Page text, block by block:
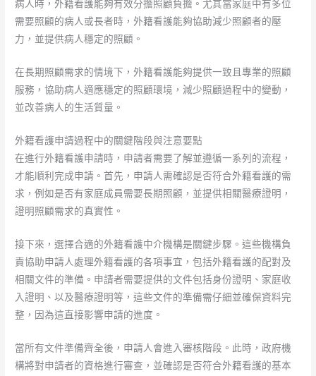
病人時，外籍看護能夠有效分擔照顧負擔。尤其當家庭中有多位
需要照顧的病人或長者時，外籍看護能夠協助減少照顧者的壓
力，並提供病人穩定的照顧。
在長期照顧需求的情境下，外籍看護能夠提供一致且專業的照顧
服務，協助病人適應穩定的照顧環境，減少照顧過程中的變動，
並改善病人的生活質量。
外籍看護申請過程中的關鍵階段與注意要點
在進行外籍看護申請時，申請者需要了解並遵循一系列的流程，
才能順利完成申請。首先，申請人需確認是否符合外籍看護的需
求，例如是否有家庭成員需要長期照顧，並提供相關醫療證明，
證明照顧需求的真實性。
接下來，選擇合適的外籍看護中介機構是關鍵步驟。這些機構負
責協助申請人處理外籍看護的各項事宜，包括外籍看護的配對及
相關文件的準備。申請者需要提供的文件包括身份證明、家庭收
入證明、以及醫療證明等，這些文件的準備需仔細並確保資料完
整，因為這直接影響申請的進度。
當所有文件準備齊全後，申請人會進入審核階段。此時，政府機
構將對申請者的資格進行審查，並確認是否符合外籍看護的基本